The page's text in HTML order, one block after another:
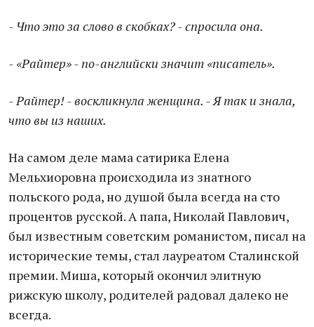
- Что это за слово в скобках? - спросила она.
- «Райтер» - по-английски значит «писатель».
- Райтер! - воскликнула женщина. - Я так и знала,
что вы из наших.
На самом деле мама сатирика Елена
Мельхиоровна происходила из знатного
польского рода, но душой была всегда на сто
процентов русской. А папа, Николай Павлович,
был известным советским романистом, писал на
исторические темы, стал лауреатом Сталинской
премии. Миша, который окончил элитную
рижскую школу, родителей радовал далеко не
всегда.